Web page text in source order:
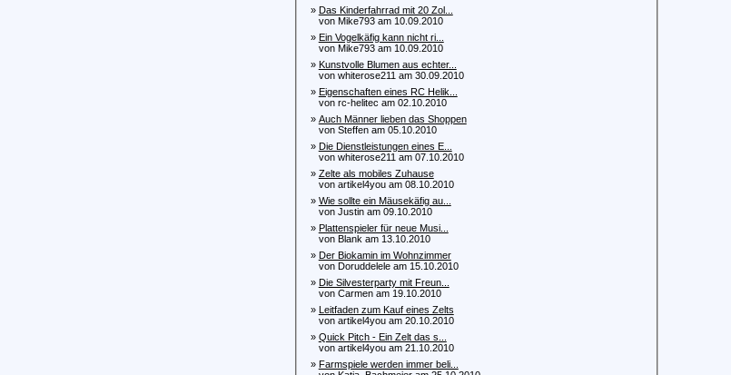
» Das Kinderfahrrad mit 20 Zol...
von Mike793 am 10.09.2010
» Ein Vogelkäfig kann nicht ri...
von Mike793 am 10.09.2010
» Kunstvolle Blumen aus echter...
von whiterose211 am 30.09.2010
» Eigenschaften eines RC Helik...
von rc-helitec am 02.10.2010
» Auch Männer lieben das Shoppen
von Steffen am 05.10.2010
» Die Dienstleistungen eines E...
von whiterose211 am 07.10.2010
» Zelte als mobiles Zuhause
von artikel4you am 08.10.2010
» Wie sollte ein Mäusekäfig au...
von Justin am 09.10.2010
» Plattenspieler für neue Musi...
von Blank am 13.10.2010
» Der Biokamin im Wohnzimmer
von Doruddelele am 15.10.2010
» Die Silvesterparty mit Freun...
von Carmen am 19.10.2010
» Leitfaden zum Kauf eines Zelts
von artikel4you am 20.10.2010
» Quick Pitch - Ein Zelt das s...
von artikel4you am 21.10.2010
» Farmspiele werden immer beli...